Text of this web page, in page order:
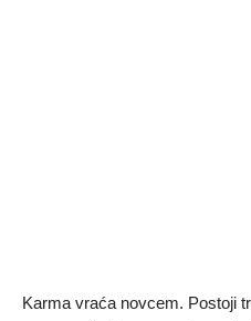
Karma vraća novcem. Postoji